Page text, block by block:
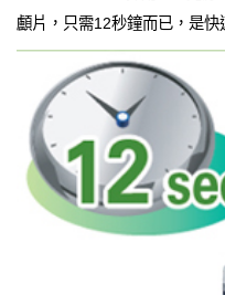
顱片，只需12秒鐘而已，是快